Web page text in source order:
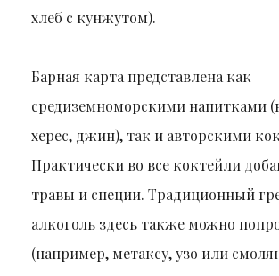
хлеб с кунжутом).
Барная карта представлена как
средиземноморскими напитками
херес, джин), так и авторскими
Практически во все коктейли
травы и специи. Традиционный
алкоголь здесь также можно
(например, метаксу, узо или